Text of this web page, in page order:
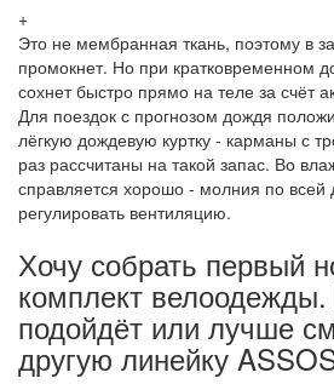
+
Это не мембранная ткань, поэтому в
промокнет. Но при кратковременном
сохнет быстро прямо на теле за счёт
Для поездок с прогнозом дождя
лёгкую дождевую куртку - карманы с
раз рассчитаны на такой запас. Во
справляется хорошо - молния по всей
регулировать вентиляцию.
Хочу собрать первый
комплект
подойдёт или лучше
другую линейку